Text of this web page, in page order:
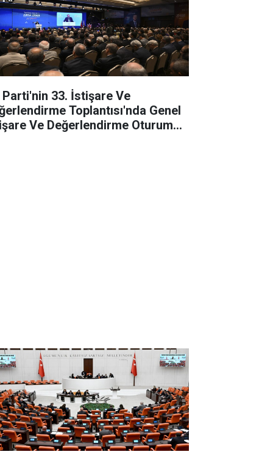
33. İstişare Ve
Toplantısı'nda Genel
Ve Değerlendirme Oturumu